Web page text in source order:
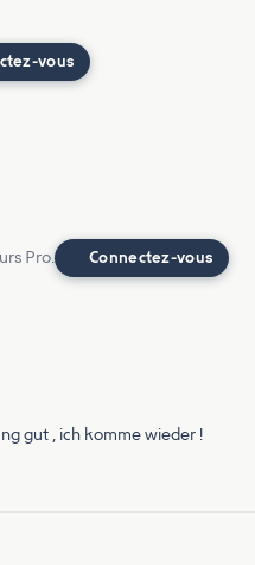
vous
Pro. Connectez-vous
gut , ich komme wieder !